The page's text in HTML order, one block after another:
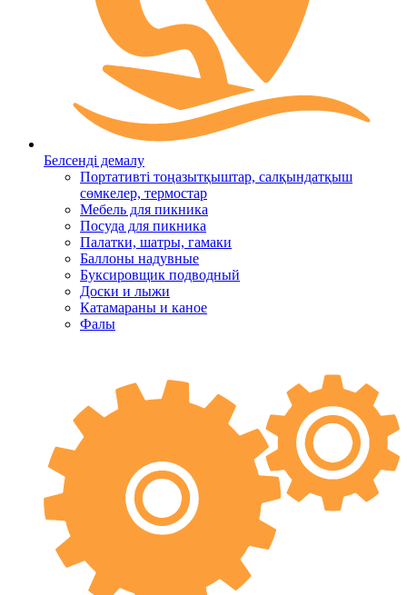
Белсенді демалу
Портативті тоңазытқыштар, салқындатқыш
сөмкелер, термостар
Мебель для пикника
Посуда для пикника
Палатки, шатры, гамаки
Баллоны надувные
Буксировщик подводный
Доски и лыжи
Катамараны и каное
Фалы